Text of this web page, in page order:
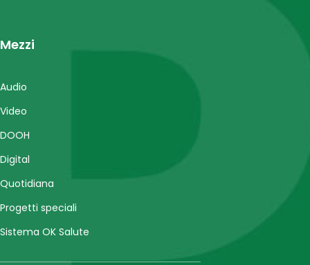
Mezzi
Audio
Video
DOOH
Digital
Quotidiana
Progetti speciali
Sistema OK Salute